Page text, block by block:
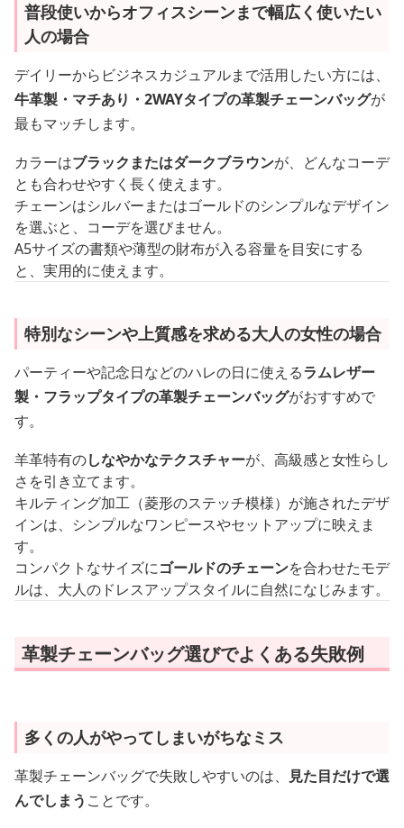
普段使いからオフィスシーンまで幅広く使いたい
人の場合
デイリーからビジネスカジュアルまで活用したい方には、
牛革製・マチあり・2WAYタイプの革製チェーンバッグが
最もマッチします。
カラーはブラックまたはダークブラウンが、どんなコーデ
とも合わせやすく長く使えます。
チェーンはシルバーまたはゴールドのシンプルなデザイン
を選ぶと、コーデを選びません。
A5サイズの書類や薄型の財布が入る容量を目安にする
と、実用的に使えます。
特別なシーンや上質感を求める大人の女性の場合
パーティーや記念日などのハレの日に使えるラムレザー
製・フラップタイプの革製チェーンバッグがおすすめで
す。
羊革特有のしなやかなテクスチャーが、高級感と女性らし
さを引き立てます。
キルティング加工（菱形のステッチ模様）が施されたデザ
インは、シンプルなワンピースやセットアップに映えま
す。
コンパクトなサイズにゴールドのチェーンを合わせたモデ
ルは、大人のドレスアップスタイルに自然になじみます。
革製チェーンバッグ選びでよくある失敗例
多くの人がやってしまいがちなミス
革製チェーンバッグで失敗しやすいのは、
見た目だけで選
んでしまう ことです。